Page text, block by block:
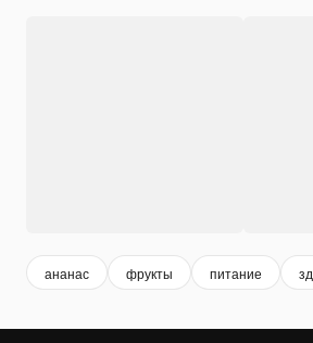
ананас фрукты питание